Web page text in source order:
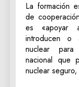
La formación
de
es «apoyar
introducen o
nuclear para
nacional que
nuclear